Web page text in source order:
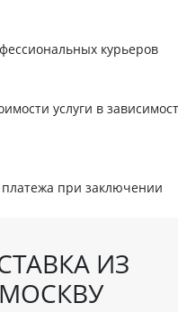
курьеров
услуги в
при заключении
ИЗ